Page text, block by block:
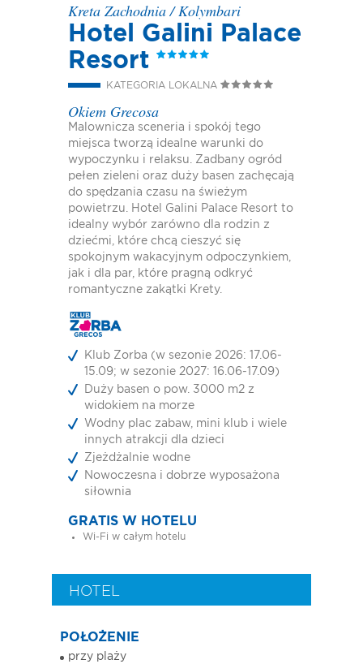
Kreta Zachodnia/Kolymbari
Hotel Galini Palace
Resort
KATEGORIA LOKALNA
Okiem Grecosa
Malownicza sceneria i spokój tego
miejsca tworzą idealne warunki do
wypoczynku i relaksu. Zadbany ogród
pełen zieleni oraz duży basen zachęcają
do spędzania czasu na świeżym
powietrzu. Hotel Galini Palace Resort to
idealny wybór zarówno dla rodzin z
dziećmi, które chcą cieszyć się
spokojnym wakacyjnym odpoczynkiem,
jak i dla par, które pragną odkryć
romantyczne zakątki Krety.
Klub Zorba (w sezonie 2026: 17.06-
15.09; w sezonie 2027: 16.06-17.09)
Duży basen o pow. 3000 m2 z
widokiem na morze
Wodny plac zabaw, mini klub i wiele
innych atrakcji dla dzieci
Zjeżdżalnie wodne
Nowoczesna i dobrze wyposażona
siłownia
GRATIS W HOTELU
Wi-Fi w całym hotelu
HOTEL
POŁOŻENIE
przy plaży